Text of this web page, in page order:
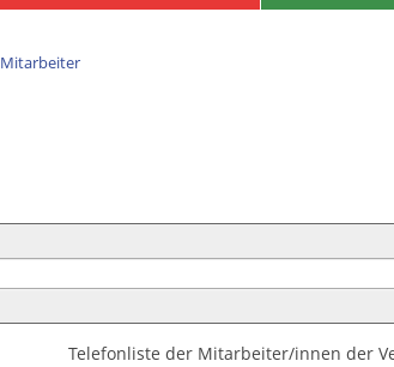
Mitarbeiter
Telefonliste der Mitarbeiter/innen der